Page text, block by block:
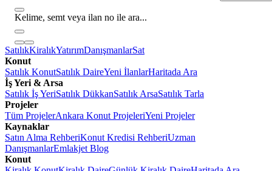
Kelime, semt veya ilan no ile ara...
SatılıkKiralıkYatırımDanışmanlarSat
Konut
Satılık KonutSatılık DaireYeni İlanlarHaritada Ara
İş Yeri & Arsa
Satılık İş YeriSatılık DükkanSatılık ArsaSatılık Tarla
Projeler
Tüm ProjelerAnkara Konut ProjeleriYeni Projeler
Kaynaklar
Satın Alma RehberiKonut Kredisi RehberiUzman
DanışmanlarEmlakjet Blog
Konut